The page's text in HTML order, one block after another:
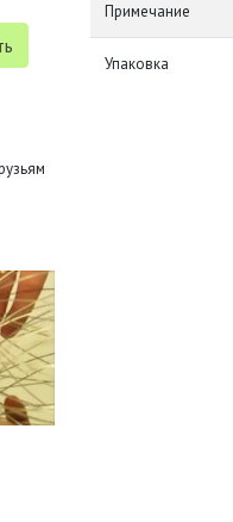
Примечание
Упаковка